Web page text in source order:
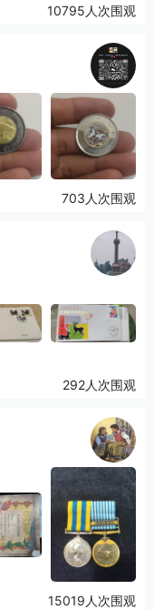
10795人次围观
703人次围观
292人次围观
15019人次围观